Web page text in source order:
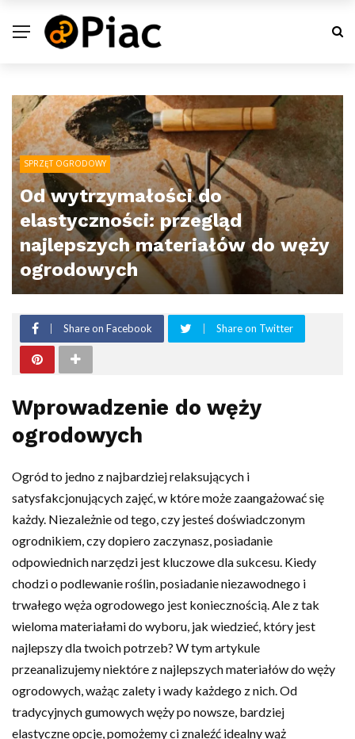
SPRZĘT OGRODOWY
Od wytrzymałości do
elastyczności: przegląd
najlepszych materiałów do węży
ogrodowych
Share on Facebook Share on Twitter
Wprowadzenie do węży
ogrodowych
Ogród to jedno z najbardziej relaksujących i
satysfakcjonujących zajęć, w które może zaangażować się
każdy. Niezależnie od tego, czy jesteś doświadczonym
ogrodnikiem, czy dopiero zaczynasz, posiadanie
odpowiednich narzędzi jest kluczowe dla sukcesu. Kiedy
chodzi o podlewanie roślin, posiadanie niezawodnego i
trwałego węża ogrodowego jest koniecznością. Ale z tak
wieloma materiałami do wyboru, jak wiedzieć, który jest
najlepszy dla twoich potrzeb? W tym artykule
przeanalizujemy niektóre z najlepszych materiałów do węży
ogrodowych, ważąc zalety i wady każdego z nich. Od
tradycyjnych gumowych węży po nowsze, bardziej
elastyczne opcje, pomożemy ci znaleźć idealny wąż